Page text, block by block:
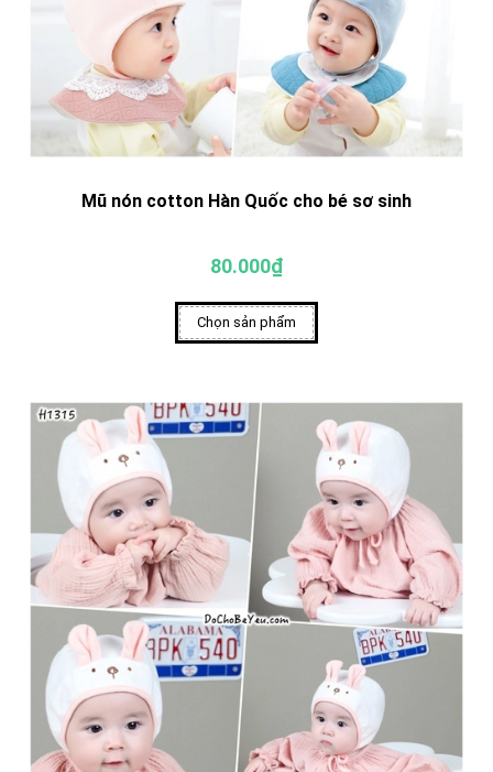
Mũ nón cotton Hàn Quốc cho bé sơ sinh
80.000₫
Chọn sản phẩm